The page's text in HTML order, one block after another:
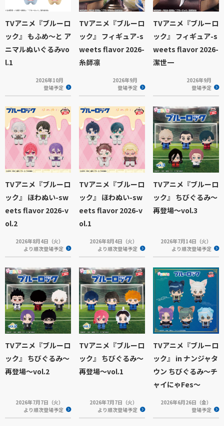
TVアニメ『ブルーロ
ック』 もふめ～と ア
ニマルぬいぐるみvo
l.1
2026年10月
登場予定
TVアニメ『ブルーロ
ック』 フィギュア-s
weets flavor 2026-
糸師凛
2026年9月
登場予定
TVアニメ『ブルーロ
ック』 フィギュア-s
weets flavor 2026-
潔世一
2026年9月
登場予定
TVアニメ『ブルーロ
ック』 ほわぬい-sw
eets flavor 2026-v
ol.2
2026年8月4日（火）
より順次登場予定
TVアニメ『ブルーロ
ック』 ほわぬい-sw
eets flavor 2026-v
ol.1
2026年8月4日（火）
より順次登場予定
TVアニメ『ブルーロ
ック』 ちびぐるみ～
再登場～vol.3
2026年7月14日（火）
より順次登場予定
TVアニメ『ブルーロ
ック』 ちびぐるみ～
再登場～vol.2
2026年7月7日（火）
より順次登場予定
TVアニメ『ブルーロ
ック』 ちびぐるみ～
再登場～vol.1
2026年7月7日（火）
より順次登場予定
TVアニメ『ブルーロ
ック』 in ナンジャタ
ウン ちびぐるみ～チ
ャイにゃFes～
2026年6月26日（金）
登場予定